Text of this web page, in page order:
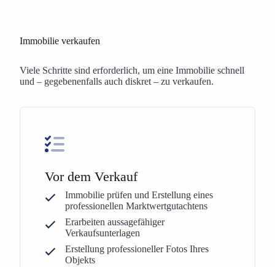
Immobilie verkaufen
Viele Schritte sind erforderlich, um eine Immobilie schnell
und – gegebenenfalls auch diskret – zu verkaufen.
Vor dem Verkauf
Immobilie prüfen und Erstellung eines
professionellen Marktwertgutachtens
Erarbeiten aussagefähiger
Verkaufsunterlagen
Erstellung professioneller Fotos Ihres
Objekts